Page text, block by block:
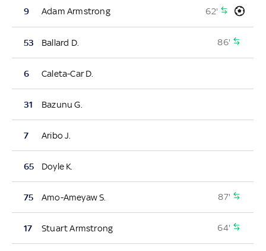
9 Adam Armstrong 62'
53 Ballard D. 86'
6 Caleta-Car D.
31 Bazunu G.
7 Aribo J.
65 Doyle K.
75 Amo-Ameyaw S. 87'
17 Stuart Armstrong 64'